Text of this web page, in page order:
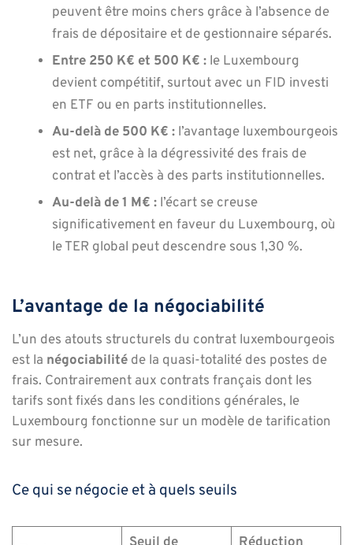
peuvent être moins chers grâce à l’absence de
frais de dépositaire et de gestionnaire séparés.
Entre 250 K€ et 500 K€ : le Luxembourg
devient compétitif, surtout avec un FID investi
en ETF ou en parts institutionnelles.
Au-delà de 500 K€ : l’avantage luxembourgeois
est net, grâce à la dégressivité des frais de
contrat et l’accès à des parts institutionnelles.
Au-delà de 1 M€ : l’écart se creuse
significativement en faveur du Luxembourg, où
le TER global peut descendre sous 1,30 %.
L’avantage de la négociabilité
L’un des atouts structurels du contrat luxembourgeois
est la négociabilité de la quasi-totalité des postes de
frais. Contrairement aux contrats français dont les
tarifs sont fixés dans les conditions générales, le
Luxembourg fonctionne sur un modèle de tarification
sur mesure.
Ce qui se négocie et à quels seuils